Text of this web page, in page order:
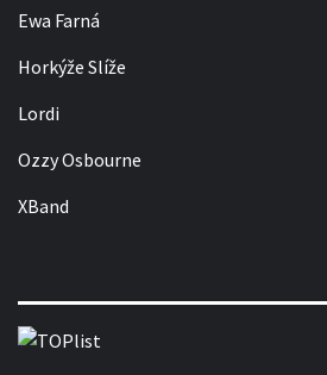
Ewa Farná
Horkýže Slíže
Lordi
Ozzy Osbourne
XBand